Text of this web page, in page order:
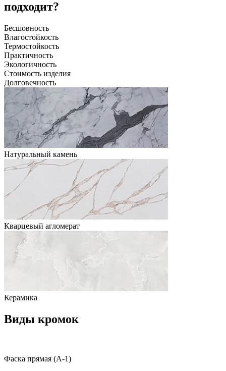
подходит?
Бесшовность
Влагостойкость
Термостойкость
Практичность
Экологичность
Стоимость изделия
Долговечность
Натуральный камень
Кварцевый агломерат
Керамика
Виды кромок
Фаска прямая (A-1)